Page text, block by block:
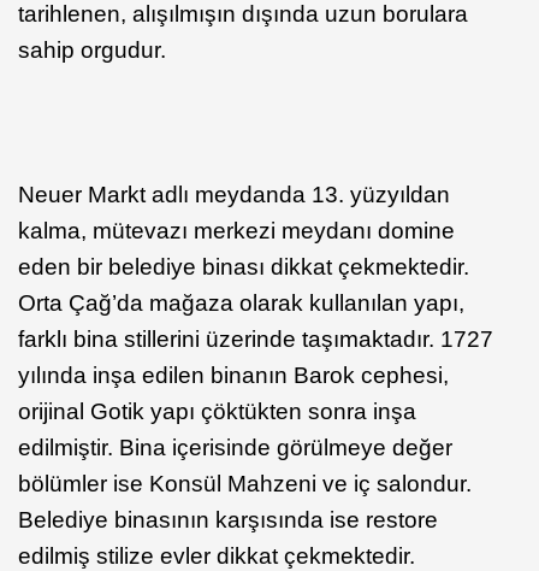
tarihlenen, alışılmışın dışında uzun borulara
sahip orgudur.
Neuer Markt adlı meydanda 13. yüzyıldan
kalma, mütevazı merkezi meydanı domine
eden bir belediye binası dikkat çekmektedir.
Orta Çağ’da mağaza olarak kullanılan yapı,
farklı bina stillerini üzerinde taşımaktadır. 1727
yılında inşa edilen binanın Barok cephesi,
orijinal Gotik yapı çöktükten sonra inşa
edilmiştir. Bina içerisinde görülmeye değer
bölümler ise Konsül Mahzeni ve iç salondur.
Belediye binasının karşısında ise restore
edilmiş stilize evler dikkat çekmektedir.